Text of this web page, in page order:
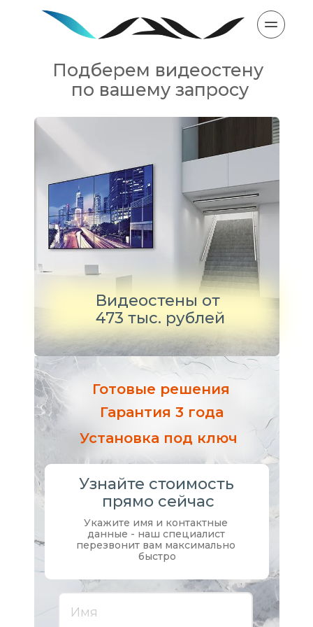
Установка под ключ
Гарантия 3 года
Готовые решения
Узнайте стоимость
прямо сейчас
Укажите имя и контактные
данные - наш специалист
перезвонит вам максимально
быстро
Видеостены от
473 тыс. рублей
Подберем видеостену
по вашему запросу